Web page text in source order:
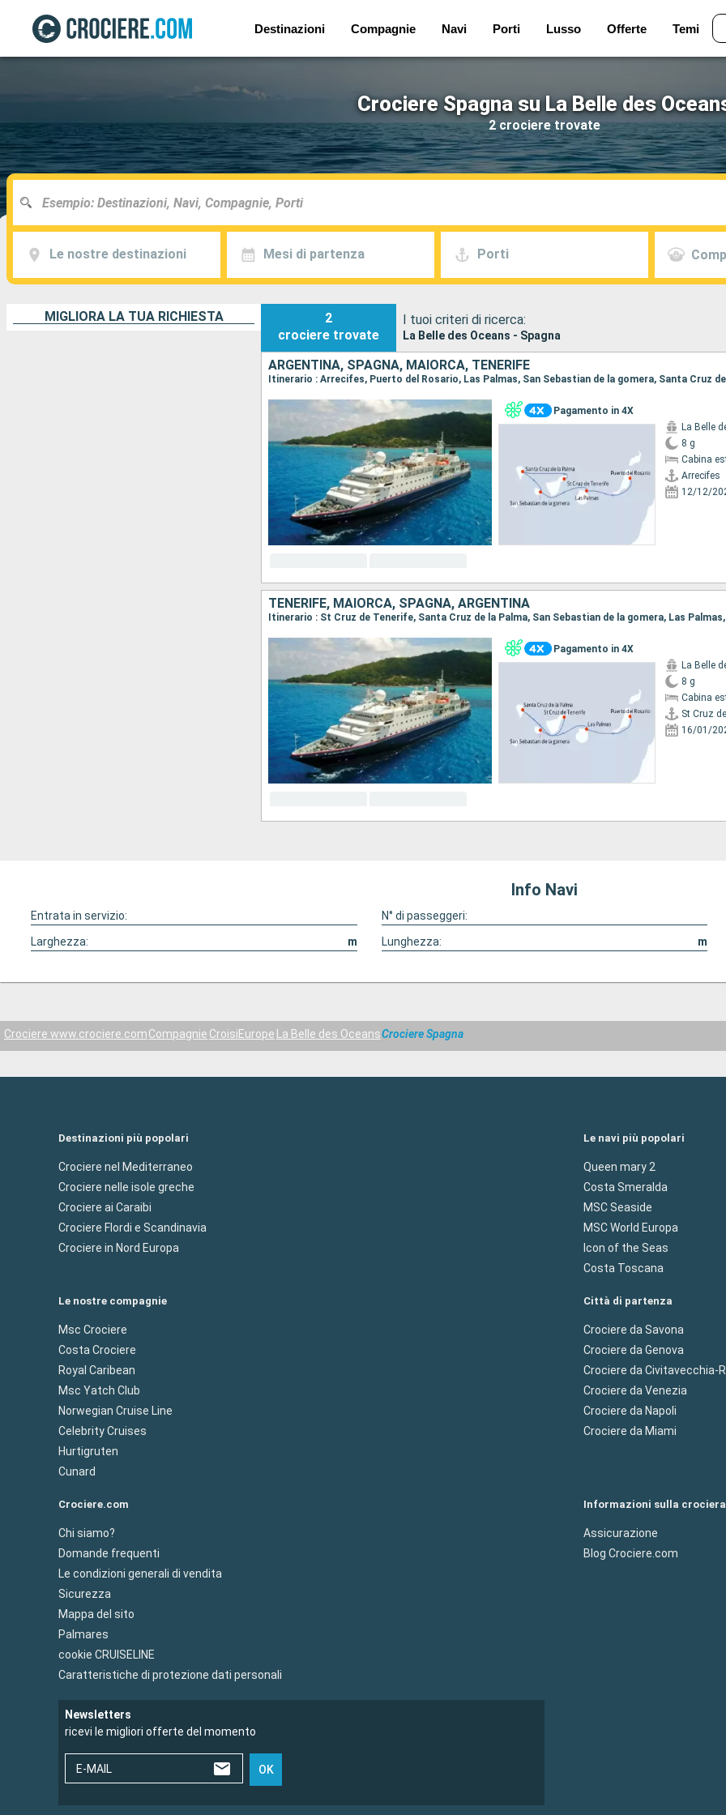
Destinazioni Compagnie Navi Porti Lusso Offerte Temi
Crociere Spagna su La Belle des
2 crociere trovate
Le nostre destinazioni Mesi di partenza Porti
MIGLIORA LA TUA RICHIESTA
2
crociere trovate
I tuoi criteri di ricerca:
La Belle des Oceans - Spagna
ARGENTINA, SPAGNA, MAIORCA, TENERIFE
Pagamento in 4X
La Belle
8 g
Cabina
Arrecifes
12/12/
TENERIFE, MAIORCA, SPAGNA, ARGENTINA
Pagamento in 4X
La Belle
8 g
Cabina
St Cruz
16/01/
Info Navi
Entrata in servizio: N° di passeggeri:
Larghezza:
m Lunghezza: m
Crociere www.crociere.comCompagnie CroisiEurope La Belle des OceansCrociere Spagna
Destinazioni più popolari
Crociere nel Mediterraneo
Crociere nelle isole greche
Crociere ai Caraibi
Crociere Flordi e Scandinavia
Crociere in Nord Europa
Le navi più popolari
Queen mary 2
Costa Smeralda
MSC Seaside
MSC World Europa
Icon of the Seas
Costa Toscana
Le nostre compagnie
Msc Crociere
Costa Crociere
Royal Caribean
Msc Yatch Club
Norwegian Cruise Line
Celebrity Cruises
Hurtigruten
Cunard
Città di partenza
Crociere da Savona
Crociere da Genova
Crociere da Civitavecchia-
Crociere da Venezia
Crociere da Napoli
Crociere da Miami
Crociere.com
Chi siamo?
Domande frequenti
Le condizioni generali di vendita
Sicurezza
Mappa del sito
Palmares
cookie CRUISELINE
Caratteristiche di protezione dati personali
Informazioni sulla crociera
Assicurazione
Blog Crociere.com
Newsletters
ricevi le migliori offerte del momento
E-MAIL OK